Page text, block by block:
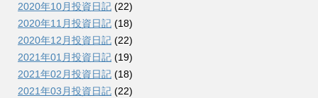
2020年10月投資日記 (22)
2020年11月投資日記 (18)
2020年12月投資日記 (22)
2021年01月投資日記 (19)
2021年02月投資日記 (18)
2021年03月投資日記 (22)